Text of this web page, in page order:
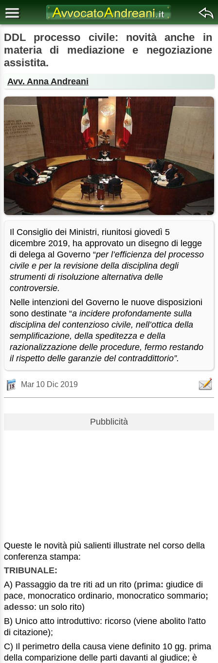
DDL processo civile: novità anche in
materia di mediazione e negoziazione
assistita.
Avv. Anna Andreani
Il Consiglio dei Ministri, riunitosi giovedì 5
dicembre 2019, ha approvato un disegno di legge
di delega al Governo “per l’efficienza del processo
civile e per la revisione della disciplina degli
strumenti di risoluzione alternativa delle
controversie.
Nelle intenzioni del Governo le nuove disposizioni
sono destinate “a incidere profondamente sulla
disciplina del contenzioso civile, nell’ottica della
semplificazione, della speditezza e della
razionalizzazione delle procedure, fermo restando
il rispetto delle garanzie del contraddittorio”.
Mar 10 Dic 2019
Pubblicità
Queste le novità più salienti illustrate nel corso della
conferenza stampa:
TRIBUNALE:
A) Passaggio da tre riti ad un rito (prima: giudice di
pace, monocratico ordinario, monocratico sommario;
adesso: un solo rito)
B) Unico atto introduttivo: ricorso (viene abolito l'atto
di citazione);
C) Il perimetro della causa viene definito 10 gg. prima
della comparizione delle parti davanti al giudice; è